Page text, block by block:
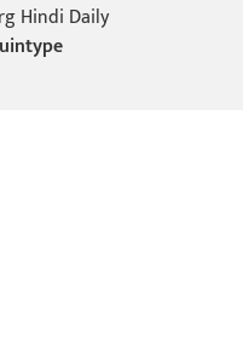
Hindi Daily